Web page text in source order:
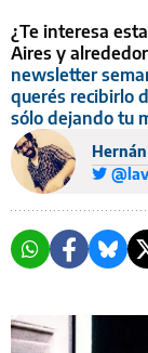
¿Te interesa
Aires y
newsletter
querés recibirlo
sólo dejando tu